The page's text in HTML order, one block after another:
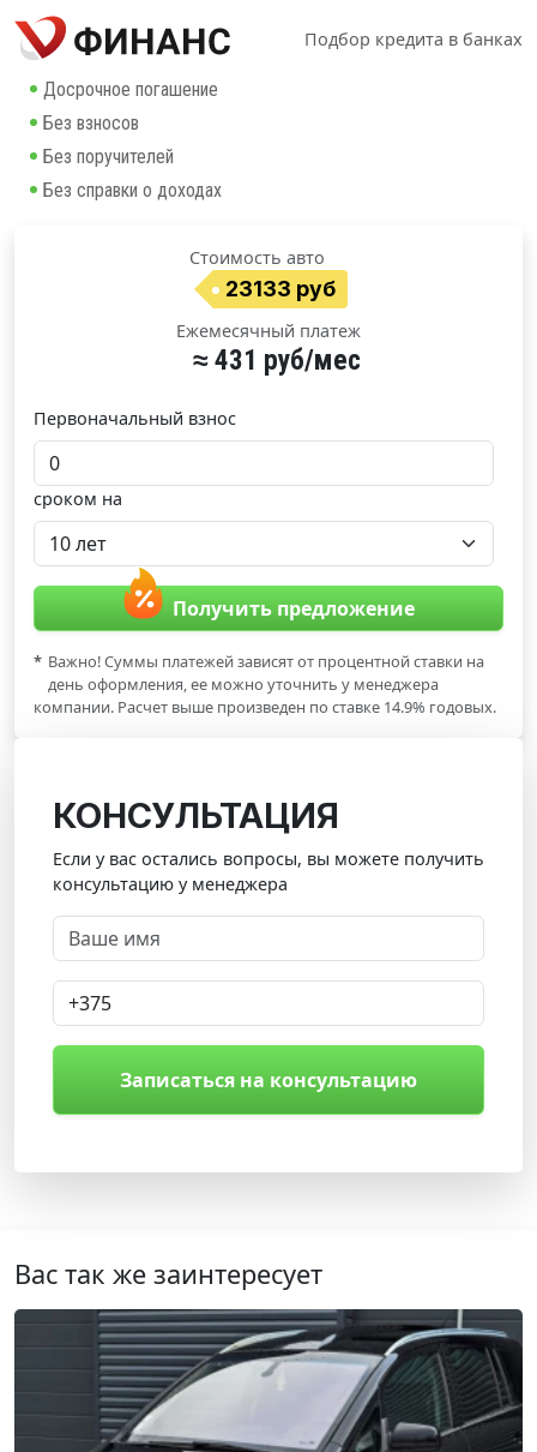
Подбор кредита в банках
Досрочное погашение
Без взносов
Без поручителей
Без справки о доходах
Стоимость авто
23133 руб
Ежемесячный платеж
≈ 431 руб/мес
Первоначальный взнос
сроком на
Получить предложение
* Важно! Суммы платежей зависят от процентной ставки на
день оформления, ее можно уточнить у менеджера
компании. Расчет выше произведен по ставке 14.9% годовых.
КОНСУЛЬТАЦИЯ
Если у вас остались вопросы, вы можете получить
консультацию у менеджера
Записаться на консультацию
Вас так же заинтересует